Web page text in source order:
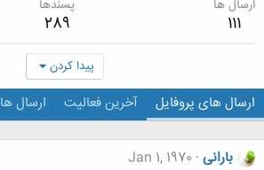
ارسال ها
111
پسندها
289
پیدا کردن
ارسال های پروفایل آخرین فعالیت ارسال ها
بارانی Jan 1, 1970